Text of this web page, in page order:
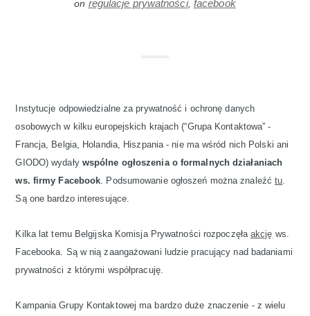
on regulacje prywatności, facebook
Instytucje odpowiedzialne za prywatność i ochronę danych
osobowych w kilku europejskich krajach (“Grupa Kontaktowa” -
Francja, Belgia, Holandia, Hiszpania - nie ma wśród nich Polski ani
GIODO) wydały wspólne ogłoszenia o formalnych działaniach
ws. firmy Facebook. Podsumowanie ogłoszeń można znaleźćtu.
Są one bardzo interesujące.
Kilka lat temu Belgijska Komisja Prywatności rozpoczęłaakcję ws.
Facebooka. Są w nią zaangażowani ludzie pracujący nad badaniami
prywatności z którymi współpracuję.
Kampania Grupy Kontaktowej ma bardzo duże znaczenie - z wielu